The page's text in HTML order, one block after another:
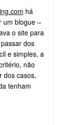
há
um blogue –
o site para
dos
e simples, a
não
dos casos,
tenham